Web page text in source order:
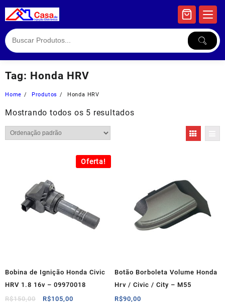
to
Tag: Honda HRV
Home Produtos Honda HRV
Mostrando todos os 5 resultados
Oferta!
Bobina de Ignição Honda Civic
HRV 1.8 16v – 09970018
R$150,00
O
R$105,00
Botão Borboleta Volume Honda
Hrv / Civic / City – M55
R$90,00